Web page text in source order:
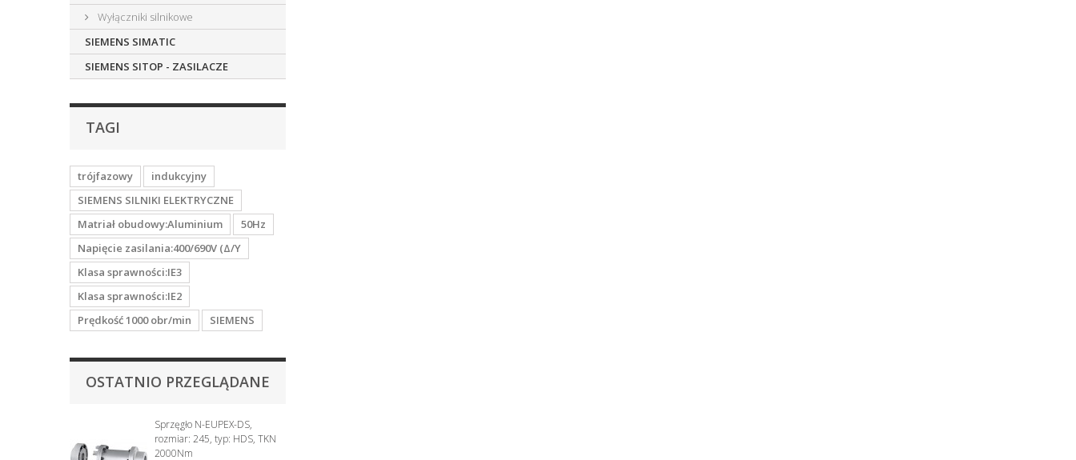
Wyłączniki silnikowe
SIEMENS SIMATIC
SIEMENS SITOP - ZASILACZE
TAGI
trójfazowy
indukcyjny
SIEMENS SILNIKI ELEKTRYCZNE
Matriał obudowy:Aluminium
50Hz
Napięcie zasilania:400/690V (Δ/Y
Klasa sprawności:IE3
Klasa sprawności:IE2
Prędkość 1000 obr/min
SIEMENS
OSTATNIO PRZEGLĄDANE
Sprzęgło N-EUPEX-DS,
rozmiar: 245, typ: HDS, TKN
2000Nm